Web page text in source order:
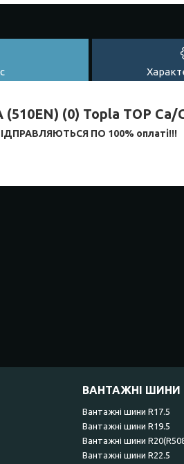
(0) Topla TOP Ca/
ПО 100% оплаті!!!
ВАНТАЖНІ ШИНИ
Вантажні шини R17.5
Вантажні шини R19.5
Вантажні шини
Вантажні шини R22.5